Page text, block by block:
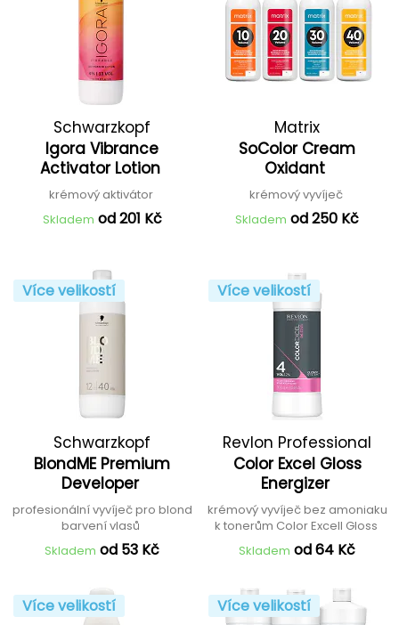
Schwarzkopf
Professional
Igora Vibrance
Activator Lotion
krémový aktivátor
Skladem od 201 Kč
Matrix
SoColor Cream
Oxidant
krémový vyvíječ
Skladem od 250 Kč
Více velikostí
Schwarzkopf
Professional
BlondME Premium
Developer
profesionální vyvíječ pro blond
barvení vlasů
Skladem od 53 Kč
Více velikostí
Revlon Professional
Color Excel Gloss
Energizer
krémový vyvíječ bez amoniaku
k tonerům Color Excell Gloss
Skladem od 64 Kč
Více velikostí Více velikostí